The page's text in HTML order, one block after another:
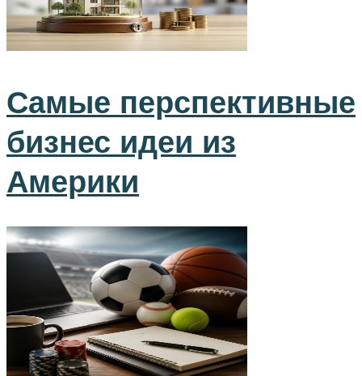
Самые перспективные
бизнес идеи из
Америки